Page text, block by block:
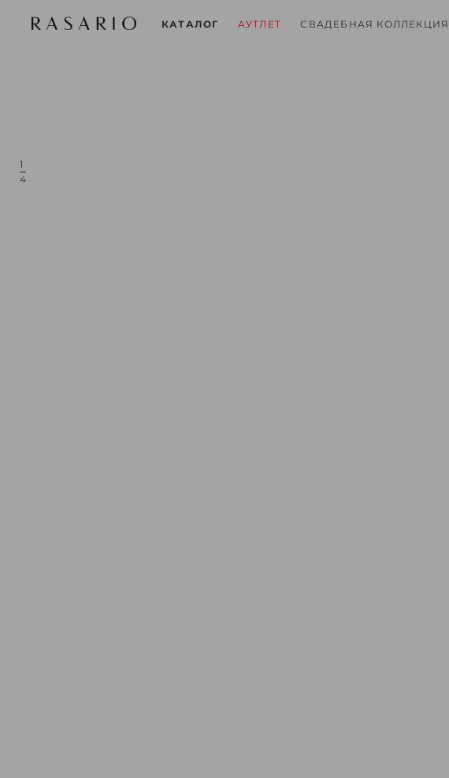
КАТАЛОГ АУТЛЕТ СВАДЕБНАЯ КОЛЛЕКЦИЯ
1
4